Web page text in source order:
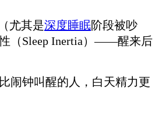
尤其是深度睡眠阶段被吵
（Sleep Inertia）——醒来后
闹钟叫醒的人，白天精力更